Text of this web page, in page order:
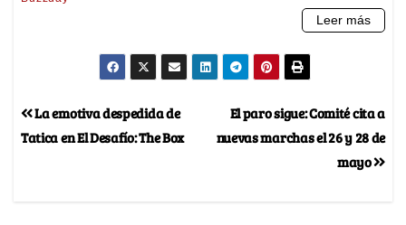
El paro sigue: Comité cita a
nuevas marchas el 26 y 28 de
mayo
La emotiva despedida de
Tatica en El Desafío: The Box